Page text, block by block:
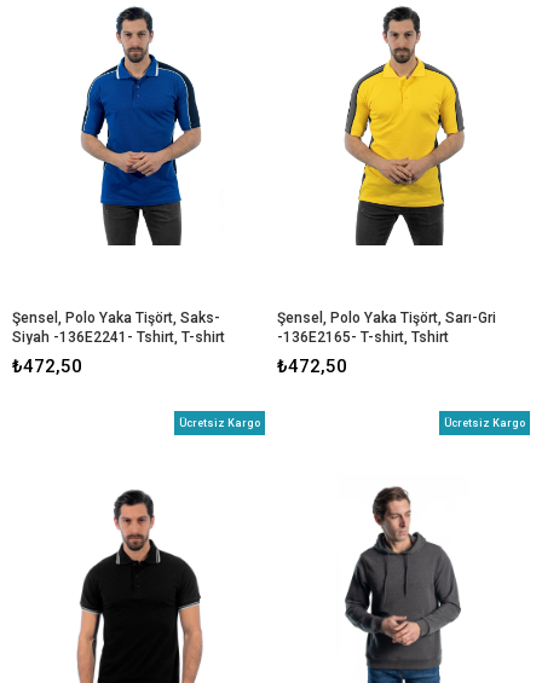
Şensel, Polo Yaka Tişört, Saks-
Siyah -136E2241- Tshirt, T-shirt
₺472,50
Şensel, Polo Yaka Tişört, Sarı-Gri
-136E2165- T-shirt, Tshirt
₺472,50
Ücretsiz Kargo Ücretsiz Kargo